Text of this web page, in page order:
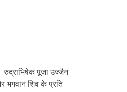
पूजा उज्जैन
भगवान शिव के प्रति